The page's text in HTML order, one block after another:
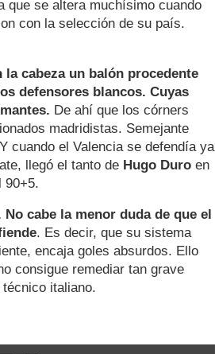
que se altera muchísimo cuando
con la selección de su país.
cabeza un balón procedente
defensores blancos. Cuyas
De ahí que los córners
madridistas. Semejante
cuando el Valencia se defendía ya
llegó el tanto de Hugo Duro en
90+5.
cabe la menor duda de que el
. Es decir, que su sistema
encaja goles absurdos. Ello
consigue remediar tan grave
italiano.